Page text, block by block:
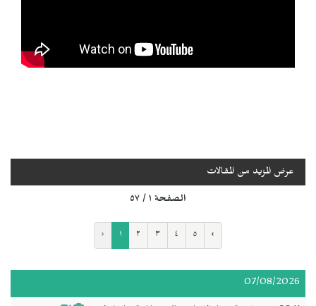
عرض المزيد من المقالات
الصفحة ١ / ٥٧
‹ ١ ٢ ٣ ٤ ٥ ›
07/08/2026